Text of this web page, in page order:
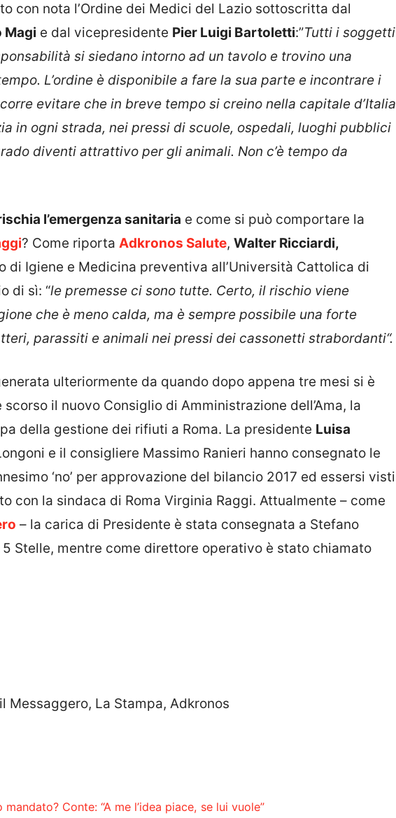
con nota l’Ordine dei Medici del Lazio sottoscritta dal
Magi e dal vicepresidente Pier Luigi Bartoletti:”Tutti i soggetti
si siedano intorno ad un tavolo e trovino una
L’ordine è disponibile a fare la sua parte e incontrare i
evitare che in breve tempo si creino nella capitale d’Italia
in ogni strada, nei pressi di scuole, ospedali, luoghi pubblici
diventi attrattivo per gli animali. Non c’è tempo da
l’emergenza sanitaria e come si può comportare la
? Come riporta Adkronos Salute, Walter Ricciardi,
di Igiene e Medicina preventiva all’Università Cattolica di
di sì: “le premesse ci sono tutte. Certo, il rischio viene
che è meno calda, ma è sempre possibile una forte
parassiti e animali nei pressi dei cassonetti strabordanti“.
ulteriormente da quando dopo appena tre mesi si è
il nuovo Consiglio di Amministrazione dell’Ama, la
della gestione dei rifiuti a Roma. La presidente Luisa
e il consigliere Massimo Ranieri hanno consegnato le
‘no’ per approvazione del bilancio 2017 ed essersi visti
con la sindaca di Roma Virginia Raggi. Attualmente – come
– la carica di Presidente è stata consegnata a Stefano
Stelle, mentre come direttore operativo è stato chiamato
Messaggero, La Stampa, Adkronos
Conte: “A me l’idea piace, se lui vuole”